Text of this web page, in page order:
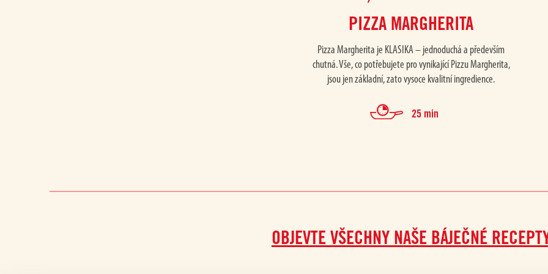
PIZZA MARGHERITA
Pizza Margherita je KLASIKA – jednoduchá a především
chutná. Vše, co potřebujete pro vynikající Pizzu Margherita,
jsou jen základní, zato vysoce kvalitní ingredience.
25 min
OBJEVTE VŠECHNY NAŠE BÁJEČNÉ